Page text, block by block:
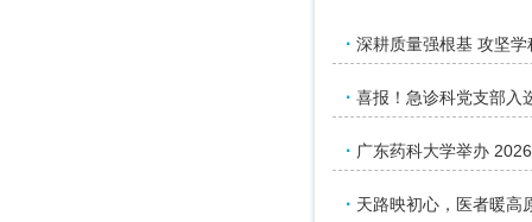
· 深耕质量强根基 攻坚学
· 喜报！急诊科党支部入
· 广东药科大学举办 2026
· 天路映初心，医者暖